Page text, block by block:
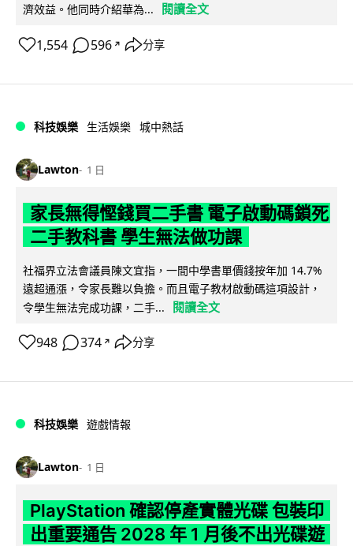
濟效益。他同時介紹華為...
閱讀全文
1,554 596 ↗ 分享
科技娛樂 生活娛樂 城中熱話
Lawton 1 日
家長無得慳錢買二手書 電子啟動碼鎖死
二手教科書 學生無法做功課
社福界立法會議員陳文宜指，一間中學書單價錢按年加 14.7%
遠超通漲，令家長難以負擔。而且電子教材啟動碼這項設計，
令學生無法完成功課，二手...
閱讀全文
948 374 ↗ 分享
科技娛樂 遊戲情報
Lawton 1 日
PlayStation 確認停產實體光碟 包裝印
出重要通告 2028 年 1 月後不出光碟遊